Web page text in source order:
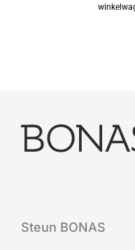
Steun BONAS